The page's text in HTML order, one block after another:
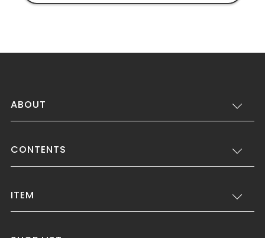
ABOUT
CONTENTS
ITEM